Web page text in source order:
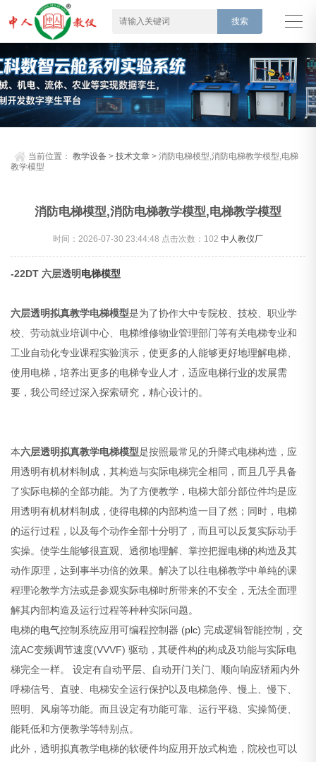
当前位置：教学设备 >技术文章 > 消防电梯模型,消防电梯教学模型,电梯
教学模型
消防电梯模型,消防电梯教学模型,电梯教学模型
时间：2026-07-30 23:44:48 点击次数： 102 中人教仪厂
-22DT 六层透明电梯模型
六层透明拟真教学电梯模型是为了协作大中专院校、技校、职业学
校、劳动就业培训中心、电梯维修物业管理部门等有关电梯专业和
工业自动化专业课程实验演示，使更多的人能够更好地理解电梯、
使用电梯，培养出更多的电梯专业人才，适应电梯行业的发展需
要，我公司经过深入探索研究，精心设计的。
本六层透明拟真教学电梯模型是按照最常见的升降式电梯构造，应
用透明有机材料制成，其构造与实际电梯完全相同，而且几乎具备
了实际电梯的全部功能。为了方便教学，电梯大部分部位件均是应
用透明有机材料制成，使得电梯的内部构造一目了然；同时，电梯
的运行过程，以及每个动作全部十分明了，而且可以反复实际动手
实操。使学生能够很直观、透彻地理解、掌控把握电梯的构造及其
动作原理，达到事半功倍的效果。解决了以往电梯教学中单纯的课
程理论教学方法或是参观实际电梯时所带来的不安全，无法全面理
解其内部构造及运行过程等种种实际问题。
电梯的电气控制系统应用可编程控制器 (plc) 完成逻辑智能控制，交
流AC变频调节速度(VVVF) 驱动，其硬件构的构成及功能与实际电
梯完全一样。 设定有自动平层、自动开门关门、顺向响应轿厢内外
呼梯信号、直驶、电梯安全运行保护以及电梯急停、慢上、慢下、
照明、风扇等功能。而且设定有功能可靠、运行平稳、实操简便、
能耗低和方便教学等特别点。
此外，透明拟真教学电梯的软硬件均应用开放式构造，院校也可以